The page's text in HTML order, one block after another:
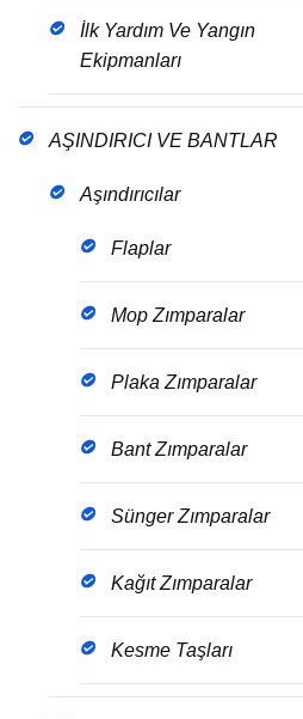
İlk Yardım Ve Yangın
Ekipmanları
AŞINDIRICI VE BANTLAR
Aşındırıcılar
Flaplar
Mop Zımparalar
Plaka Zımparalar
Bant Zımparalar
Sünger Zımparalar
Kağıt Zımparalar
Kesme Taşları